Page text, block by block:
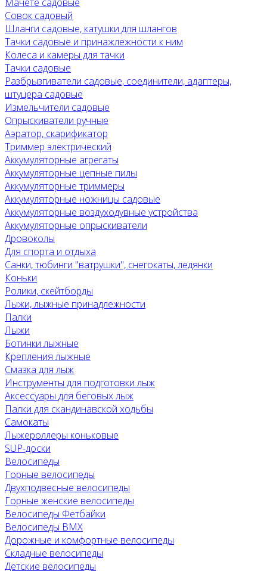
Мачете садовые
Совок садовый
Шланги садовые, катушки для шлангов
Тачки садовые и принажлежности к ним
Колеса и камеры для тачки
Тачки садовые
Разбрызгиватели садовые, соединители, адаптеры,
штуцера садовые
Измельчители садовые
Опрыскиватели ручные
Аэратор, скарификатор
Триммер электрический
Аккумуляторные агрегаты
Аккумуляторные цепные пилы
Аккумуляторные триммеры
Аккумуляторные ножницы садовые
Аккумуляторные воздуходувные устройства
Аккумуляторные опрыскиватели
Дровоколы
Для спорта и отдыха
Санки, тюбинги "ватрушки", снегокаты, ледянки
Коньки
Ролики, скейтборды
Лыжи, лыжные принадлежности
Палки
Лыжи
Ботинки лыжные
Крепления лыжные
Смазка для лыж
Инструменты для подготовки лыж
Аксессуары для беговых лыж
Палки для скандинавской ходьбы
Самокаты
Лыжероллеры коньковые
SUP-доски
Велосипеды
Горные велосипеды
Двухподвесные велосипеды
Горные женские велосипеды
Велосипеды Фетбайки
Велосипеды BMX
Дорожные и комфортные велосипеды
Складные велосипеды
Детские велосипеды